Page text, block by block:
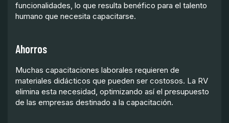
funcionalidades, lo que resulta benéfico para el talento
humano que necesita capacitarse.
Ahorros
Muchas capacitaciones laborales requieren de
materiales didácticos que pueden ser costosos. La RV
elimina esta necesidad, optimizando así el presupuesto
de las empresas destinado a la capacitación.